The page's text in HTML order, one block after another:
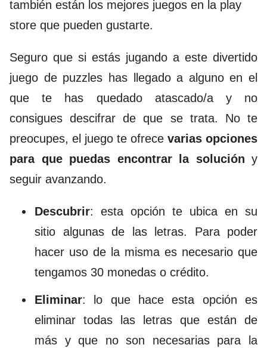
también están los mejores juegos en la play
store que pueden gustarte.
Seguro que si estás jugando a este divertido
juego de puzzles has llegado a alguno en el
que te has quedado atascado/a y no
consigues descifrar de que se trata. No te
preocupes, el juego te ofrece varias opciones
para que puedas encontrar la solución y
seguir avanzando.
Descubrir: esta opción te ubica en su
sitio algunas de las letras. Para poder
hacer uso de la misma es necesario que
tengamos 30 monedas o crédito.
Eliminar: lo que hace esta opción es
eliminar todas las letras que están de
más y que no son necesarias para la